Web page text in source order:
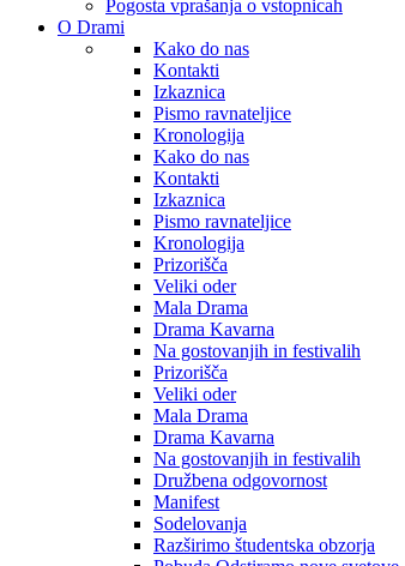
Pogosta vprašanja o vstopnicah
O Drami
Kako do nas
Kontakti
Izkaznica
Pismo ravnateljice
Kronologija
Kako do nas
Kontakti
Izkaznica
Pismo ravnateljice
Kronologija
Prizorišča
Veliki oder
Mala Drama
Drama Kavarna
Na gostovanjih in festivalih
Prizorišča
Veliki oder
Mala Drama
Drama Kavarna
Na gostovanjih in festivalih
Družbena odgovornost
Manifest
Sodelovanja
Razširimo študentska obzorja